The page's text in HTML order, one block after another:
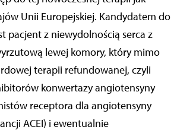
Unii Europejskiej. Kandydatem do
pacjent z niewydolnością serca z
lewej komory, który mimo
terapii refundowanej, czyli
konwertazy angiotensyny
receptora dla angiotensyny
ACEI) i ewentualnie